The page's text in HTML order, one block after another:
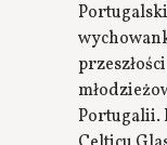
Portugalii.